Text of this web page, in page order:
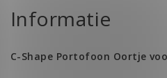
Informatie
C-Shape Portofoon Oortje